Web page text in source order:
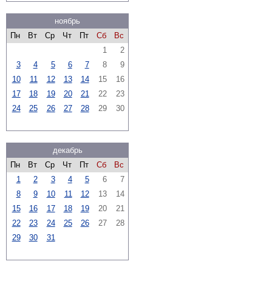
ноябрь
Пн
Вт Ср Чт Пт Сб
Вс
1
2
3
4 5 6 7 8
9
10
11 12 13 14 15
16
17
18 19 20 21 22
23
24
25 26 27 28 29 30
декабрь
Пн
Вт Ср Чт Пт Сб
Вс
1
2 3 4 5 6
7
8
9 10 11 12 13
14
15
16 17 18 19 20
21
22
23 24 25 26 27
28
29
30 31